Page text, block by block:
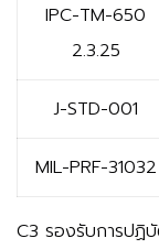
IPC-TM-650
2.3.25
J-STD-001
MIL-PRF-31032
C3 รองรับการปฏิบั